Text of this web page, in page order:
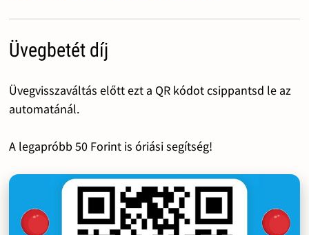
Üvegbetét díj
Üvegvisszaváltás előtt ezt a QR kódot csippantsd le az
automatánál.
A legapróbb 50 Forint is óriási segítség!